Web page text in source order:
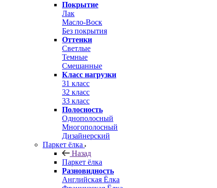
Покрытие
Лак
Масло-Воск
Без покрытия
Оттенки
Светлые
Темные
Смешанные
Класс нагрузки
31 класс
32 класс
33 класс
Полосность
Однополосный
Многополосный
Дизайнерский
Паркет ёлка
Назад
Паркет ёлка
Разновидность
Английская Ёлка